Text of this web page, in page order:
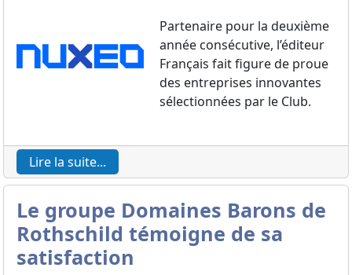
Partenaire pour la deuxième
année consécutive, l’éditeur
Français fait figure de proue
des entreprises innovantes
sélectionnées par le Club.
Lire la suite...
Le groupe Domaines Barons de
Rothschild témoigne de sa
satisfaction